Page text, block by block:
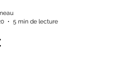
5 min de lecture